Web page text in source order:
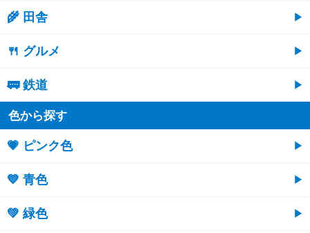
🌾 田舎
🍴 グルメ
🚃 鉄道
色から探す
💗 ピンク色
💙 青色
💚 緑色